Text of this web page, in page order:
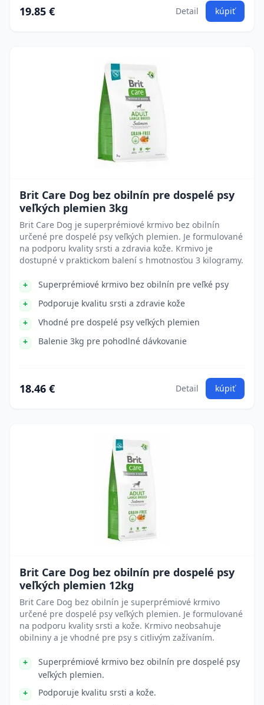
19.85 € Detail kúpiť
Brit Care Dog bez obilnín pre dospelé psy
veľkých plemien 3kg
Brit Care Dog je superprémiové krmivo bez obilnín
určené pre dospelé psy veľkých plemien. Je formulované
na podporu kvality srsti a zdravia kože. Krmivo je
dostupné v praktickom balení s hmotnosťou 3 kilogramy.
Superprémiové krmivo bez obilnín pre veľké psy
Podporuje kvalitu srsti a zdravie kože
Vhodné pre dospelé psy veľkých plemien
Balenie 3kg pre pohodlné dávkovanie
18.46 € Detail kúpiť
Brit Care Dog bez obilnín pre dospelé psy
veľkých plemien 12kg
Brit Care Dog bez obilnín je superprémiové krmivo
určené pre dospelé psy veľkých plemien. Je formulované
na podporu kvality srsti a kože. Krmivo neobsahuje
obilniny a je vhodné pre psy s citlivým zažívaním.
Superprémiové krmivo bez obilnín pre dospelé psy
veľkých plemien.
Podporuje kvalitu srsti a kože.